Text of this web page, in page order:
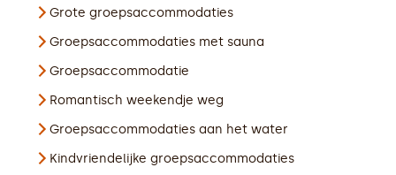
Grote groepsaccommodaties
Groepsaccommodaties met sauna
Groepsaccommodatie
Romantisch weekendje weg
Groepsaccommodaties aan het water
Kindvriendelijke groepsaccommodaties